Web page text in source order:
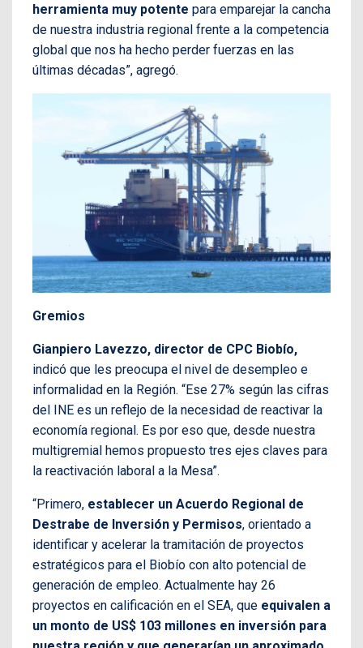
herramienta muy potente para emparejar la cancha
de nuestra industria regional frente a la competencia
global que nos ha hecho perder fuerzas en las
últimas décadas”, agregó.
Gremios
Gianpiero Lavezzo, director de CPC Biobío,
indicó que les preocupa el nivel de desempleo e
informalidad en la Región. “Ese 27% según las cifras
del INE es un reflejo de la necesidad de reactivar la
economía regional. Es por eso que, desde nuestra
multigremial hemos propuesto tres ejes claves para
la reactivación laboral a la Mesa”.
“Primero, establecer un Acuerdo Regional de
Destrabe de Inversión y Permisos, orientado a
identificar y acelerar la tramitación de proyectos
estratégicos para el Biobío con alto potencial de
generación de empleo. Actualmente hay 26
proyectos en calificación en el SEA, que equivalen a
un monto de US$ 103 millones en inversión para